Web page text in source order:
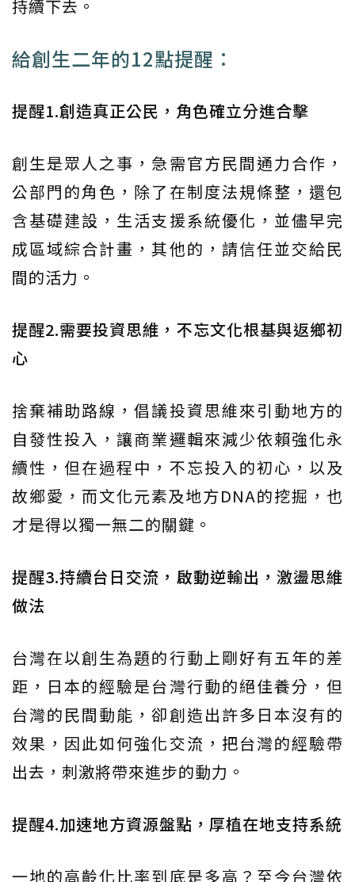
持續下去。
給創生二年的12點提醒：
提醒1.創造真正公民，角色確立分進合擊
創生是眾人之事，急需官方民間通力合作，
公部門的角色，除了在制度法規條整，還包
含基礎建設，生活支援系統優化，並儘早完
成區域綜合計畫，其他的，請信任並交給民
間的活力。
提醒2.需要投資思維，不忘文化根基與返鄉初
心
捨棄補助路線，倡議投資思維來引動地方的
自發性投入，讓商業邏輯來減少依賴強化永
續性，但在過程中，不忘投入的初心，以及
故鄉愛，而文化元素及地方DNA的挖掘，也
才是得以獨一無二的關鍵。
提醒3.持續台日交流，啟動逆輸出，激盪思維
做法
台灣在以創生為題的行動上剛好有五年的差
距，日本的經驗是台灣行動的絕佳養分，但
台灣的民間動能，卻創造出許多日本沒有的
效果，因此如何強化交流，把台灣的經驗帶
出去，刺激將帶來進步的動力。
提醒4.加速地方資源盤點，厚植在地支持系統
一地的高齡化比率到底是多高？至今台灣依